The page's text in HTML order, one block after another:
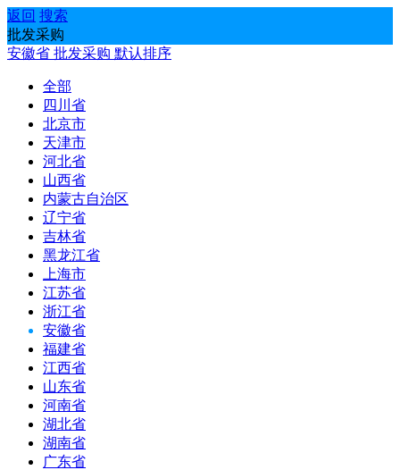
返回 搜索
批发采购
安徽省 批发采购 默认排序
全部
四川省
北京市
天津市
河北省
山西省
内蒙古自治区
辽宁省
吉林省
黑龙江省
上海市
江苏省
浙江省
安徽省
福建省
江西省
山东省
河南省
湖北省
湖南省
广东省